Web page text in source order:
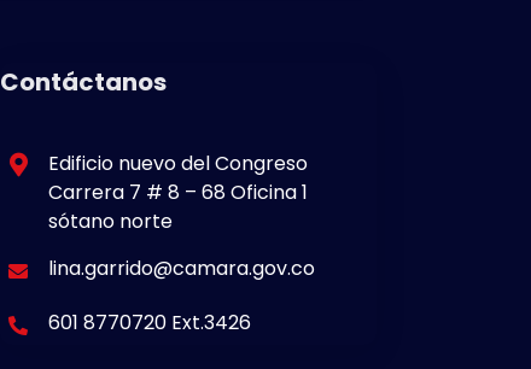
Contáctanos
Edificio nuevo del Congreso
Carrera 7 # 8 – 68 Oficina 1
sótano norte
lina.garrido@camara.gov.co
601 8770720 Ext.3426